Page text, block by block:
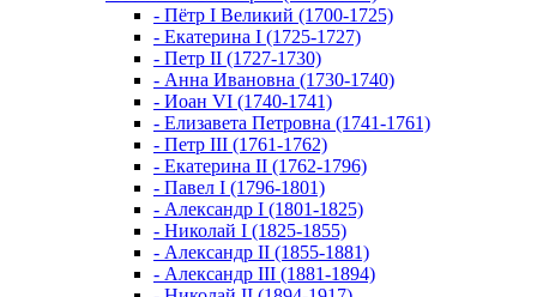
- Пётр I Великий (1700-1725)
- Екатерина I (1725-1727)
- Петр II (1727-1730)
- Анна Ивановна (1730-1740)
- Иоан VI (1740-1741)
- Елизавета Петровна (1741-1761)
- Петр III (1761-1762)
- Екатерина II (1762-1796)
- Павел I (1796-1801)
- Александр I (1801-1825)
- Николай I (1825-1855)
- Александр II (1855-1881)
- Александр III (1881-1894)